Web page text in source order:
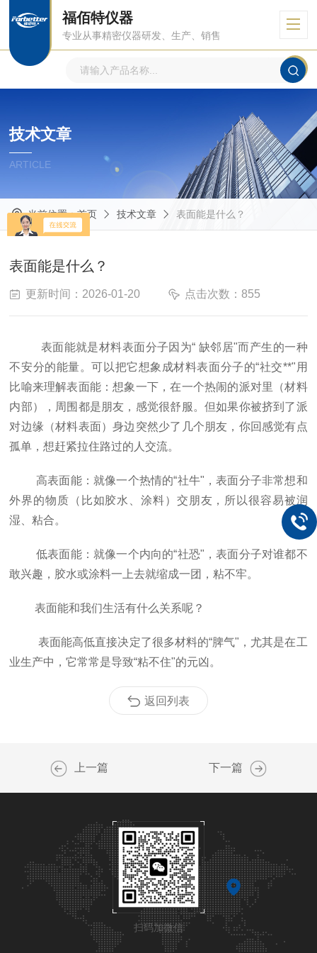
福佰特仪器
专业从事精密仪器研发、生产、销售
技术文章
ARTICLE
当前位置：首页 技术文章 表面能是什么？
表面能是什么？
更新时间：2026-01-20 点击次数：855
表面能就是材料表面分子因为“ 缺邻居"而产生的一种
不安分的能量。可以把它想象成材料表面分子的“社交**"用
比喻来理解表面能：想象一下，在一个热闹的派对里（材料
内部），周围都是朋友，感觉很舒服。但如果你被挤到了派
对边缘（材料表面）身边突然少了几个朋友，你回感觉有点
孤单，想赶紧拉住路过的人交流。
高表面能：就像一个热情的“社牛"，表面分子非常想和
外界的物质（比如胶水、涂料）交朋友，所以很容易被润
湿、粘合。
低表面能：就像一个内向的“社恐"，表面分子对谁都不
敢兴趣，胶水或涂料一上去就缩成一团，粘不牢。
表面能和我们生活有什么关系呢？
表面能高低直接决定了很多材料的“脾气"，尤其是在工
业生产中，它常常是导致“粘不住"的元凶。
返回列表
上一篇 下一篇
扫码加微信